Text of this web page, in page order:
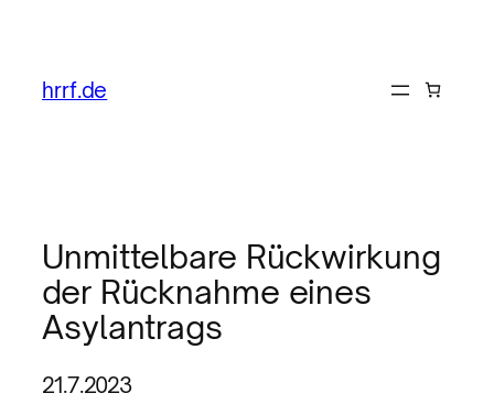
hrrf.de
Unmittelbare Rückwirkung
der Rücknahme eines
Asylantrags
21.7.2023